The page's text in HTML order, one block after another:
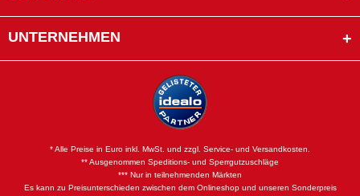
UNTERNEHMEN
* Alle Preise in Euro inkl. MwSt. und zzgl. Service- und Versandkosten.
** Ausgenommen Speditions- und Sperrgutzuschläge
*** Nur in teilnehmenden Märkten
Es kann zu Preisunterschieden zwischen dem Onlineshop und unseren Sonderpreis